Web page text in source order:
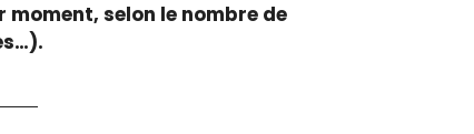
moment, selon le nombre de